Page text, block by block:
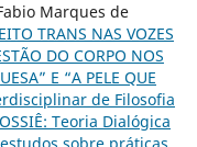
Marques de
TRANS NAS VOZES
DO CORPO NOS
E “A PELE QUE
de Filosofia
Teoria Dialógica